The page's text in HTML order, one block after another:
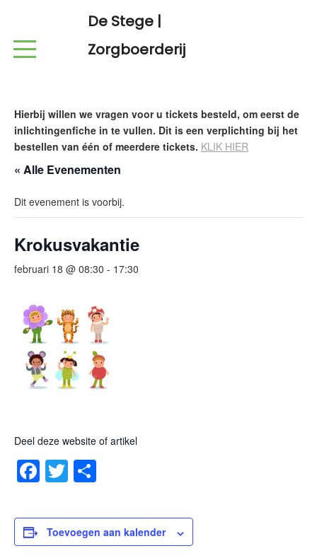
De Stege |
Zorgboerderij
Hierbij willen we vragen voor u tickets besteld, om eerst de
inlichtingenfiche in te vullen. Dit is een verplichting bij het
bestellen van één of meerdere tickets. KLIK HIER
« Alle Evenementen
Dit evenement is voorbij.
Krokusvakantie
februari 18 @ 08:30 - 17:30
Deel deze website of artikel
Facebook
Twitter
Toevoegen aan kalender